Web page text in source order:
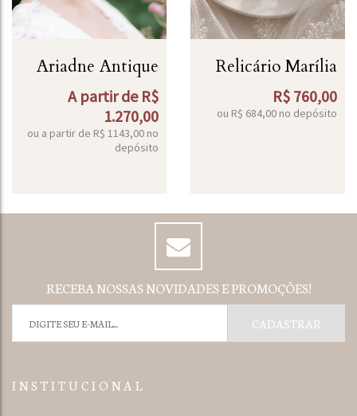
Ariadne Antique
A partir de R$
1.270,00
ou a partir de R$ 1143,00 no
depósito
Relicário Marília
R$ 760,00
ou R$ 684,00 no depósito
RECEBA NOSSAS NOVIDADES E PROMOÇÕES!
I N S T I T U C I O N A L